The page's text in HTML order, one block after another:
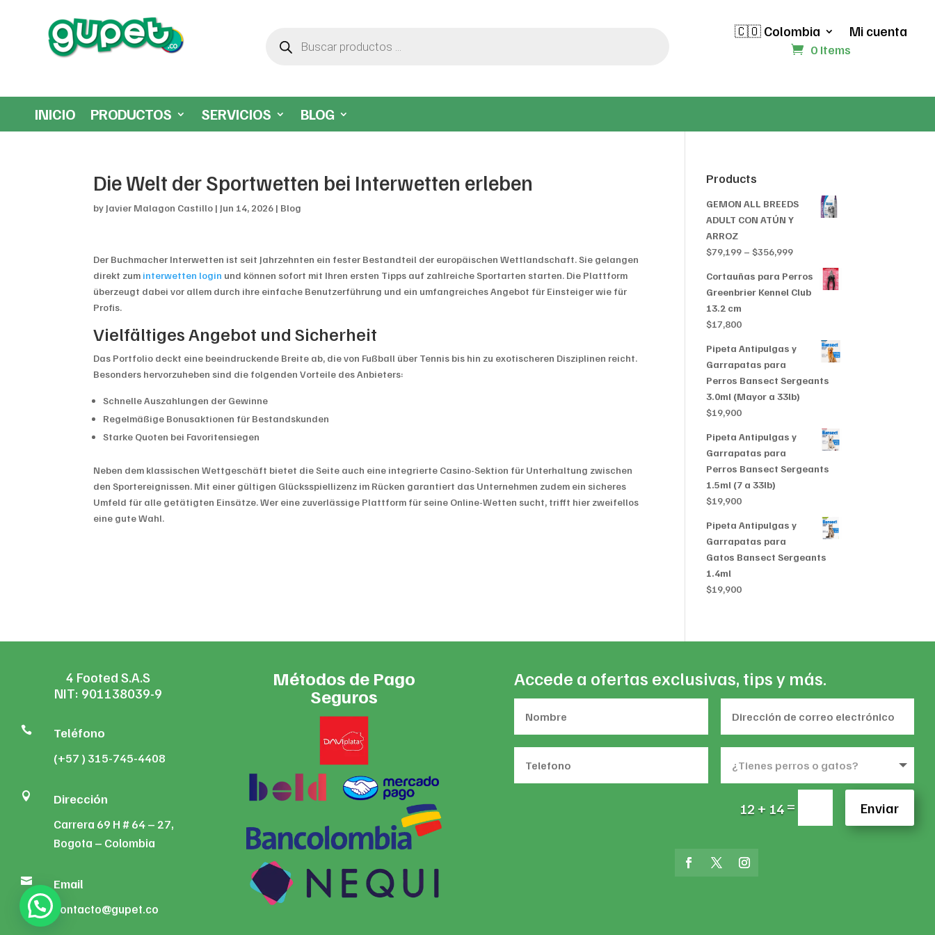
productos
🇨🇴 Colombia Mi cuenta
0 Items
INICIO PRODUCTOS SERVICIOS BLOG
Die Welt der Sportwetten bei Interwetten erleben
by Javier Malagon Castillo | Jun 14, 2026 | Blog
Der Buchmacher Interwetten ist seit Jahrzehnten ein fester Bestandteil der europäischen Wettlandschaft. Sie gelangen
direkt zum interwetten login und können sofort mit Ihren ersten Tipps auf zahlreiche Sportarten starten. Die Plattform
überzeugt dabei vor allem durch ihre einfache Benutzerführung und ein umfangreiches Angebot für Einsteiger wie für
Profis.
Vielfältiges Angebot und Sicherheit
Das Portfolio deckt eine beeindruckende Breite ab, die von Fußball über Tennis bis hin zu exotischeren Disziplinen reicht.
Besonders hervorzuheben sind die folgenden Vorteile des Anbieters:
Schnelle Auszahlungen der Gewinne
Regelmäßige Bonusaktionen für Bestandskunden
Starke Quoten bei Favoritensiegen
Neben dem klassischen Wettgeschäft bietet die Seite auch eine integrierte Casino-Sektion für Unterhaltung zwischen
den Sportereignissen. Mit einer gültigen Glücksspiellizenz im Rücken garantiert das Unternehmen zudem ein sicheres
Umfeld für alle getätigten Einsätze. Wer eine zuverlässige Plattform für seine Online-Wetten sucht, trifft hier zweifellos
eine gute Wahl.
Products
GEMON ALL BREEDS
ADULT CON ATÚN Y
ARROZ
$79,199 – $356,999Price
range:
$79,199
through
Cortauñas para Perros
Greenbrier Kennel Club
13.2 cm
$17,800
Pipeta Antipulgas y
Garrapatas para
Perros Bansect Sergeants
3.0ml (Mayor a 33lb)
$19,900
Pipeta Antipulgas y
Garrapatas para
Perros Bansect Sergeants
1.5ml (7 a 33lb)
$19,900
Pipeta Antipulgas y
Garrapatas para
Gatos Bansect Sergeants
1.4ml
$19,900
4 Footed S.A.S
NIT: 901138039-9
 Teléfono
(+57 ) 315-745-4408
 Dirección
Carrera 69 H # 64 – 27,
Bogota – Colombia
 Email
contacto@gupet.co
Métodos de Pago
Seguros
Accede a ofertas exclusivas, tips y más.
12 + 14= Enviar